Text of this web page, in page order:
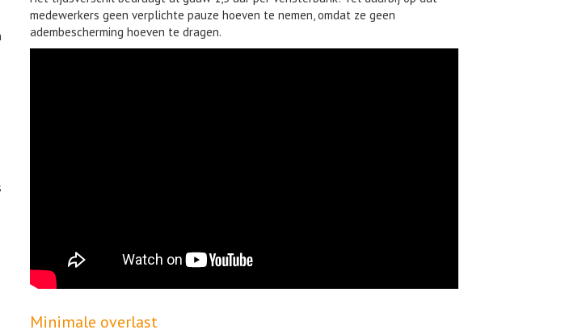
medewerkers geen verplichte pauze hoeven te nemen, omdat ze geen
adembescherming hoeven te dragen.
Minimale overlast